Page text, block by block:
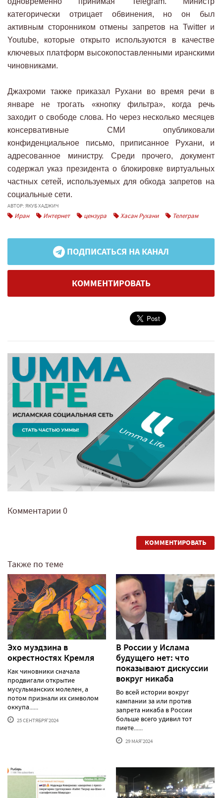
категорически отрицает обвинения, но он был
активным сторонником отмены запретов на Twitter и
Youtube, которые открыто используются в качестве
ключевых платформ высокопоставленными иранскими
чиновниками.
Джахроми также приказал Рухани во время речи в
январе не трогать «кнопку фильтра», когда речь
заходит о свободе слова. Но через несколько месяцев
консервативные СМИ опубликовали
конфиденциальное письмо, приписанное Рухани, и
адресованное министру. Среди прочего, документ
содержал указ президента о блокировке виртуальных
частных сетей, используемых для обхода запретов на
социальные сети.
АВТОР: ЯКУБ ХАДЖИЧ
Иран Интернет цензура Хасан Рухани Телеграм
ПОДПИСАТЬСЯ НА КАНАЛ
КОММЕНТИРОВАТЬ
Комментарии 0
КОММЕНТИРОВАТЬ
Также по теме
Эхо муэдзина в
окрестностях Кремля
Как чиновники сначала
продвигали открытие
мусульманских молелен, а
потом признали их символом
оккупа......
25 СЕНТЯБРЯ'2024
В России у Ислама
будущего нет: что
показывают дискуссии
вокруг никаба
Во всей истории вокруг
кампании за или против
запрета никаба в России
больше всего удивил тот
пиете......
29 МАЯ'2024